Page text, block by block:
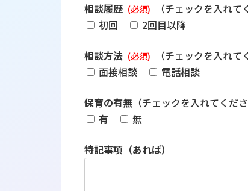
相談履歴 (必須)
（チェックを入れて
初回
2回目以降
相談方法 (必須)
（チェックを入れて
面接相談
電話相談
保育の有無 （チェックを入れてくださ
有
無
特記事項（あれば）